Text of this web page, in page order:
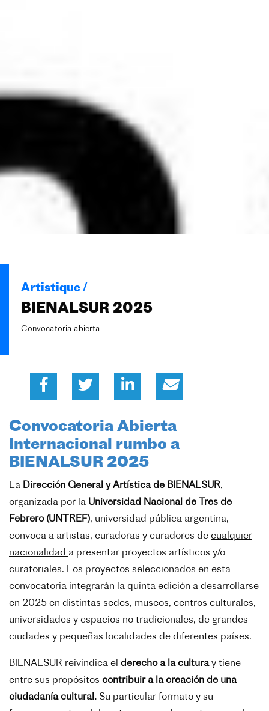
Artistique /
BIENALSUR 2025
Convocatoria abierta
Convocatoria Abierta
Internacional rumbo a
BIENALSUR 2025
La Dirección General y Artística de BIENALSUR,
organizada por la Universidad Nacional de Tres de
Febrero (UNTREF), universidad pública argentina,
convoca a artistas, curadoras y curadores de cualquier
nacionalidad a presentar proyectos artísticos y/o
curatoriales. Los proyectos seleccionados en esta
convocatoria integrarán la quinta edición a desarrollarse
en 2025 en distintas sedes, museos, centros culturales,
universidades y espacios no tradicionales, de grandes
ciudades y pequeñas localidades de diferentes países.
BIENALSUR reivindica el derecho a la culturay tiene
entre sus propósitos contribuir a la creación de una
ciudadanía cultural. Su particular formato y su